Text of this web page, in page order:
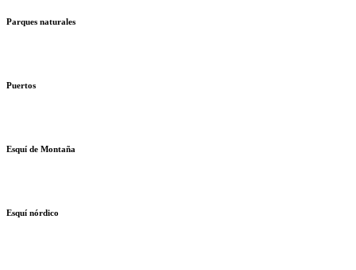
Parques naturales
Puertos
Esquí de Montaña
Esquí nórdico